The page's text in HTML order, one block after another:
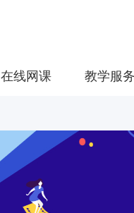
在线网课 教学服务